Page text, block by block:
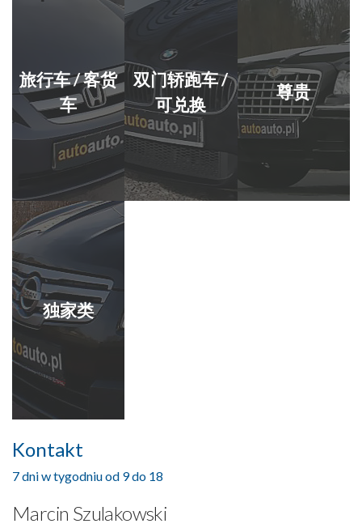
旅行车 / 客货
车
双门轿跑车 /
可兑换
尊贵
独家类
Kontakt
7 dni w tygodniu od 9 do 18
Marcin Szulakowski